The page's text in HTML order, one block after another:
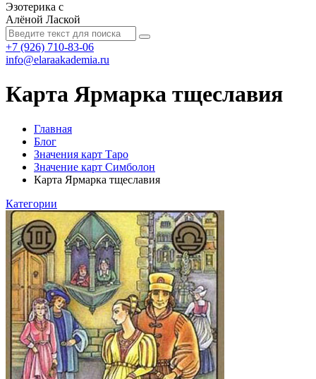
Эзотерика с
Алёной Лаской
+7 (926) 710-83-06
info@elaraakademia.ru
Карта Ярмарка тщеславия
Главная
Блог
Значения карт Таро
Значение карт Симболон
Карта Ярмарка тщеславия
Категории